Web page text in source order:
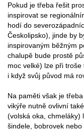
Pokud je třeba řešit
inspirovat se
hodí do
Českolipsko), jinde by
inspirovaným běžným
chalupě bude prostě
moc velké) lze při
i když svůj původ má
Na paměti však je
vikýře nutně ovlivní
(volská oka, chmeláky)
šindele, bobrovek